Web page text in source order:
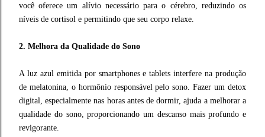
você oferece um alívio necessário para o cérebro, reduzindo os
níveis de cortisol e permitindo que seu corpo relaxe.
2. Melhora da Qualidade do Sono
A luz azul emitida por smartphones e tablets interfere na produção
de melatonina, o hormônio responsável pelo sono. Fazer um detox
digital, especialmente nas horas antes de dormir, ajuda a melhorar a
qualidade do sono, proporcionando um descanso mais profundo e
revigorante.